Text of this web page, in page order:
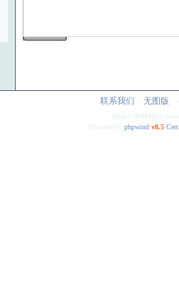
联系我们 无图版
Total 0.084848(s)
Powered byphpwind v8.5